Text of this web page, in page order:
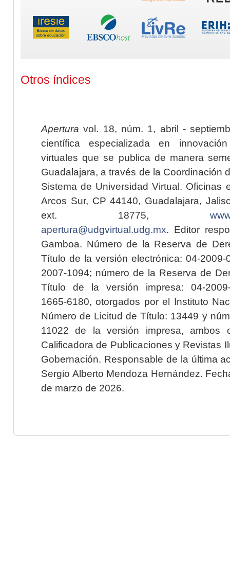
Otros índices
Apertura vol. 18, núm. 1, abril -
científica especializada en
virtuales que se publica de manera
Guadalajara, a través de la Coordinación
Sistema de Universidad Virtual. Oficinas
Arcos Sur, CP 44140, Guadalajara,
ext. 18775,
apertura@udgvirtual.udg.mx. Editor
Gamboa. Número de la Reserva de
Título de la versión electrónica: 04-2009-
2007-1094; número de la Reserva de
Título de la versión impresa: 04-2009-
1665-6180, otorgados por el Instituto
Número de Licitud de Título: 13449 y
11022 de la versión impresa, ambos
Calificadora de Publicaciones y Revistas
Gobernación. Responsable de la última
Sergio Alberto Mendoza Hernández.
de marzo de 2026.